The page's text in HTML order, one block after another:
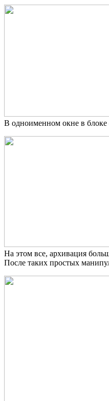
В одноименном окне в
На этом все, архивация
После таких простых